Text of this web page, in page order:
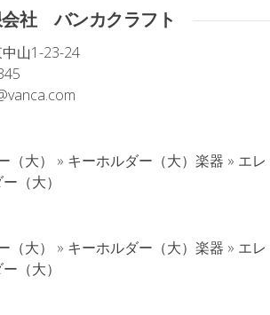
社 バンカクラフト
山1-23-24
（大） » キーホルダー（大）楽器 » エレ
（大）
（大） » キーホルダー（大）楽器 » エレ
（大）